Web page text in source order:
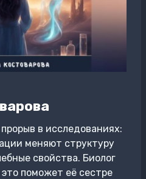
в исследованиях:
меняют структуру
свойства. Биолог
поможет её сестре